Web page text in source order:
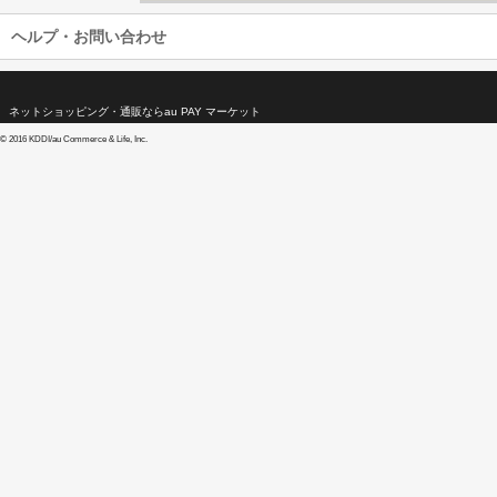
ヘルプ・お問い合わせ
ネットショッピング・通販ならau PAY マーケット
© 2016 KDDI/au Commerce & Life, Inc.